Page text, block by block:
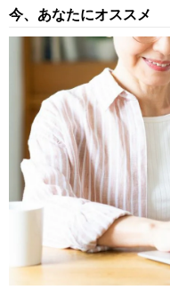
【第294回】 1ドル＝165円
過ぎ”修正でポジション縮
週、「投機筋」の動向で米
米ドル／円予想レンジ「
【第293回】 ドル円163円
売り調整で円高は進むのか
～163円」の根拠】
2026/
今、あなたにオススメ